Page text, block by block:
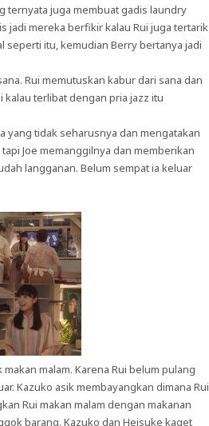
ternyata juga membuat gadis laundry
jadi mereka berfikir kalau Rui juga tertarik
seperti itu, kemudian Berry bertanya jadi
Rui memutuskan kabur dari sana dan
kalau terlibat dengan pria jazz itu
yang tidak seharusnya dan mengatakan
Joe memanggilnya dan memberikan
langganan. Belum sempat ia keluar
malam. Karena Rui belum pulang
Kazuko asik membayangkan dimana Rui
Rui makan malam dengan makanan
barang. Kazuko dan Heisuke kaget